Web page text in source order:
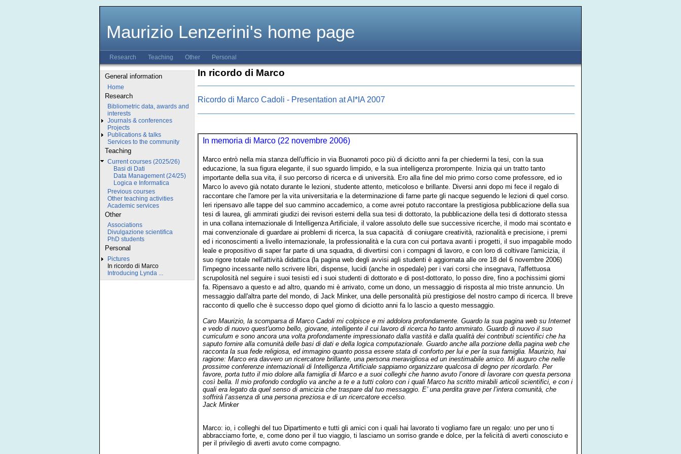
Maurizio Lenzerini's home page
Research Teaching Other Personal
General information
Home
Research
Bibliometric data, awards and
interests
Journals & conferences
Projects
Publications & talks
Services to the community
Teaching
Current courses (2025/26)
Basi di Dati
Data Management (24/25)
Logica e Informatica
Previous courses
Other teaching activities
Academic services
Other
Associations
Divulgazione scientifica
PhD students
Personal
Pictures
In ricordo di Marco
Introducing Lynda ...
In ricordo di Marco
Ricordo di Marco Cadoli - Presentation at AI*IA 2007
In memoria di Marco (22 novembre 2006)
Marco entrò nella mia stanza dell'ufficio in via Buonarroti poco più di diciotto anni fa per chiedermi la tesi, con la sua
educazione, la sua figura elegante, il suo sguardo limpido, e la sua intelligenza prorompente. Inizia qui un tratto tanto
importante della sua vita, il suo percorso di ricerca e di università. Ero alla fine del mio primo corso come professore, ed io
Marco lo avevo già notato durante le lezioni, studente attento, meticoloso e brillante. Diversi anni dopo mi fece il regalo di
raccontare che l'amore per la vita universitaria e la determinazione di farne parte gli nacque seguendo le lezioni di quel corso.
Ieri ripensavo alle tappe del suo cammino accademico, a come avrei potuto raccontare la prestigiosa pubblicazione della sua
tesi di laurea, gli ammirati giudizi dei revisori esterni della sua tesi di dottorato, la pubblicazione della tesi di dottorato stessa
in una collana internazionale di Intelligenza Artificiale, il valore assoluto delle sue successive ricerche, il modo mai scontato e
mai convenzionale di guardare ai problemi di ricerca, la sua capacità di coniugare creatività, razionalità e precisione, i premi
ed i riconoscimenti a livello internazionale, la professionalità e la cura con cui portava avanti i progetti, il suo impagabile modo
leale e propositivo di saper far parte di una squadra, di divertirsi con i compagni di lavoro, e con loro di coltivare l'amicizia, il
suo rigore totale nell'attività didattica (la pagina web degli avvisi agli studenti è aggiornata alle ore 18 del 6 novembre 2006)
l'impegno incessante nello scrivere libri, dispense, lucidi (anche in ospedale) per i vari corsi che insegnava, l'affettuosa
scrupolosità nel seguire i suoi tesisti ed i suoi studenti di dottorato e di post-dottorato, lo posso dire, fino a pochissimi giorni
fa. Ripensavo a questo e ad altro, quando mi è arrivato, come un dono, un messaggio di risposta al mio triste annuncio. Un
messaggio dall'altra parte del mondo, di Jack Minker, una delle personalità più prestigiose del nostro campo di ricerca. Il breve
racconto di quello che è successo dopo quel giorno di diciotto anni fa lo lascio a questo messaggio.
Caro Maurizio, la scomparsa di Marco Cadoli mi colpisce e mi addolora profondamente. Guardo la sua pagina web su Internet
e vedo di nuovo quest'uomo bello, giovane, intelligente il cui lavoro di ricerca ho tanto ammirato. Guardo di nuovo il suo
curriculum e sono ancora una volta profondamente impressionato dalla vastità e dalla qualità dei contributi scientifici che ha
saputo fornire alla comunità delle basi di dati e della logica computazionale. Guardo anche alla porzione della pagina web che
racconta la sua fede religiosa, ed immagino quanto possa essere stata di conforto per lui e per la sua famiglia. Maurizio, hai
ragione: Marco era davvero un ricercatore brillante, una persona meravigliosa ed un inestimabile amico. Mi auguro che nelle
prossime conferenze internazionali di Intelligenza Artificiale sappiamo organizzare qualcosa di degno per ricordarlo. Per
favore, porta tutto il mio dolore alla famiglia di Marco e a suoi colleghi che hanno avuto l’onore di lavorare con questa persona
così bella. Il mio profondo cordoglio va anche a te e a tutti coloro con i quali Marco ha scritto mirabili articoli scientifici, e con i
quali era legato da quel senso di amicizia che traspare dal tuo messaggio. E’ una perdita grave per l’intera comunità, che
soffrirà l’assenza di una persona preziosa e di un ricercatore eccelso.
Jack Minker
Marco: io, i colleghi del tuo Dipartimento e tutti gli amici con i quali hai lavorato ti vogliamo fare un regalo: uno per uno ti
abbracciamo forte, e, come dono per il tuo viaggio, ti lasciamo un sorriso grande e dolce, per la felicità di averti conosciuto e
per il privilegio di averti avuto come compagno.